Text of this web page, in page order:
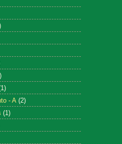
- A (2)
(1)